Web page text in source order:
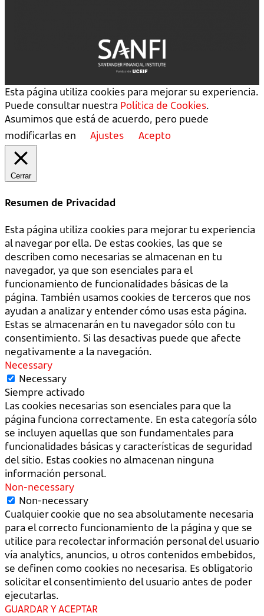
Esta página utiliza cookies para mejorar su experiencia.
Puede consultar nuestra Política de Cookies.
Asumimos que está de acuerdo, pero puede
modificarlas en
Ajustes Acepto
Cerrar
Resumen de Privacidad
Esta página utiliza cookies para mejorar tu experiencia
al navegar por ella. De estas cookies, las que se
describen como necesarias se almacenan en tu
navegador, ya que son esenciales para el
funcionamiento de funcionalidades básicas de la
página. También usamos cookies de terceros que nos
ayudan a analizar y entender cómo usas esta página.
Estas se almacenarán en tu navegador sólo con tu
consentimiento. Si las desactivas puede que afecte
negativamente a la navegación.
Necessary
Necessary
Siempre activado
Las cookies necesarias son esenciales para que la
página funciona correctamente. En esta categoría sólo
se incluyen aquellas que son fundamentales para
funcionalidades básicas y características de seguridad
del sitio. Estas cookies no almacenan ninguna
información personal.
Non-necessary
Non-necessary
Cualquier cookie que no sea absolutamente necesaria
para el correcto funcionamiento de la página y que se
utilice para recolectar información personal del usuario
vía analytics, anuncios, u otros contenidos embebidos,
se definen como cookies no necesarisa. Es obligatorio
solicitar el consentimiento del usuario antes de poder
ejecutarlas.
GUARDAR Y ACEPTAR